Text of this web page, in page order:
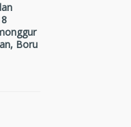
Boru